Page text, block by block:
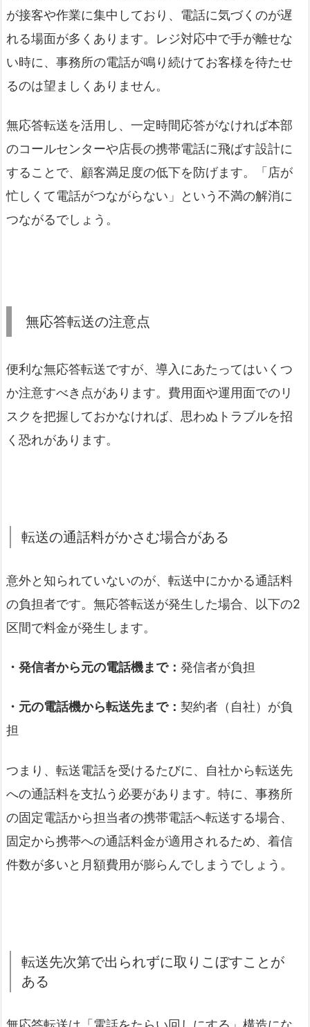
が接客や作業に集中しており、電話に気づくのが遅
れる場面が多くあります。レジ対応中で手が離せな
い時に、事務所の電話が鳴り続けてお客様を待たせ
るのは望ましくありません。
無応答転送を活用し、一定時間応答がなければ本部
のコールセンターや店長の携帯電話に飛ばす設計に
することで、顧客満足度の低下を防げます。「店が
忙しくて電話がつながらない」という不満の解消に
つながるでしょう。
無応答転送の注意点
便利な無応答転送ですが、導入にあたってはいくつ
か注意すべき点があります。費用面や運用面でのリ
スクを把握しておかなければ、思わぬトラブルを招
く恐れがあります。
転送の通話料がかさむ場合がある
意外と知られていないのが、転送中にかかる通話料
の負担者です。無応答転送が発生した場合、以下の2
区間で料金が発生します。
・発信者から元の電話機まで： 発信者が負担
・元の電話機から転送先まで： 契約者（自社）が負
担
つまり、転送電話を受けるたびに、自社から転送先
への通話料を支払う必要があります。特に、事務所
の固定電話から担当者の携帯電話へ転送する場合、
固定から携帯への通話料金が適用されるため、着信
件数が多いと月額費用が膨らんでしまうでしょう。
転送先次第で出られずに取りこぼすことが
ある